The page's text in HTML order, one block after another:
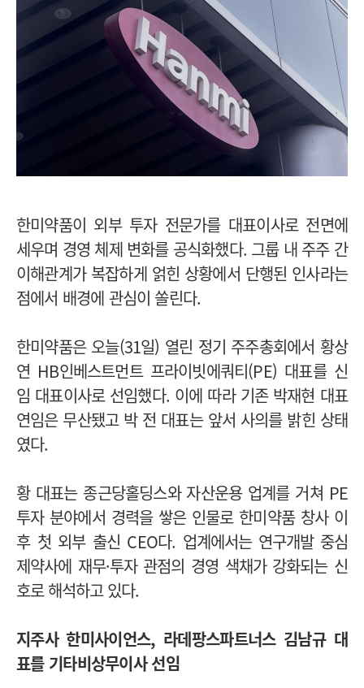
한미약품이 외부 투자 전문가를 대표이사로 전면에
세우며 경영 체제 변화를 공식화했다. 그룹 내 주주 간
이해관계가 복잡하게 얽힌 상황에서 단행된 인사라는
점에서 배경에 관심이 쏠린다.
한미약품은 오늘(31일) 열린 정기 주주총회에서 황상
연 HB인베스트먼트 프라이빗에쿼티(PE) 대표를 신
임 대표이사로 선임했다. 이에 따라 기존 박재현 대표
연임은 무산됐고 박 전 대표는 앞서 사의를 밝힌 상태
였다.
황 대표는 종근당홀딩스와 자산운용 업계를 거쳐 PE
투자 분야에서 경력을 쌓은 인물로 한미약품 창사 이
후 첫 외부 출신 CEO다. 업계에서는 연구개발 중심
제약사에 재무·투자 관점의 경영 색채가 강화되는 신
호로 해석하고 있다.
지주사 한미사이언스, 라데팡스파트너스 김남규 대
표를 기타비상무이사 선임